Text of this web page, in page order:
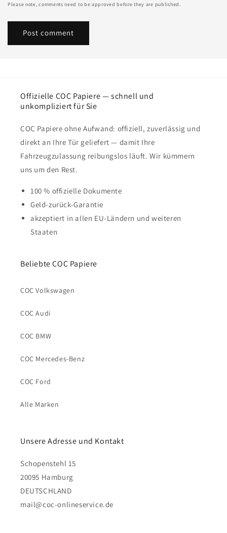
Please note, comments need to be approved before they are published.
Offizielle COC Papiere — schnell und
unkompliziert für Sie
COC Papiere ohne Aufwand: offiziell, zuverlässig und
direkt an Ihre Tür geliefert — damit Ihre
Fahrzeugzulassung reibungslos läuft. Wir kümmern
uns um den Rest.
100 % offizielle Dokumente
Geld-zurück-Garantie
akzeptiert in allen EU-Ländern und weiteren
Staaten
Beliebte COC Papiere
COC Volkswagen
COC Audi
COC BMW
COC Mercedes-Benz
COC Ford
Alle Marken
Unsere Adresse und Kontakt
Schopenstehl 15
20095 Hamburg
DEUTSCHLAND
mail@coc-onlineservice.de